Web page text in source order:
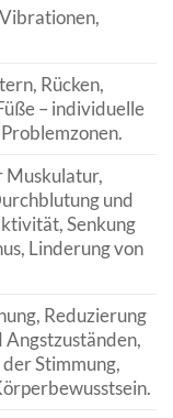
Rücken,
– individuelle
Muskulatur,
und
Senkung
Linderung von
Reduzierung
Angstzuständen,
Stimmung,